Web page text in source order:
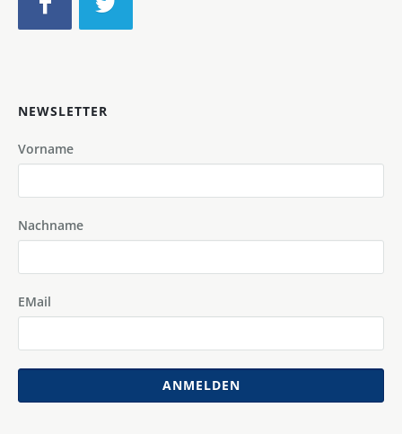
NEWSLETTER
Vorname
Nachname
EMail
ANMELDEN